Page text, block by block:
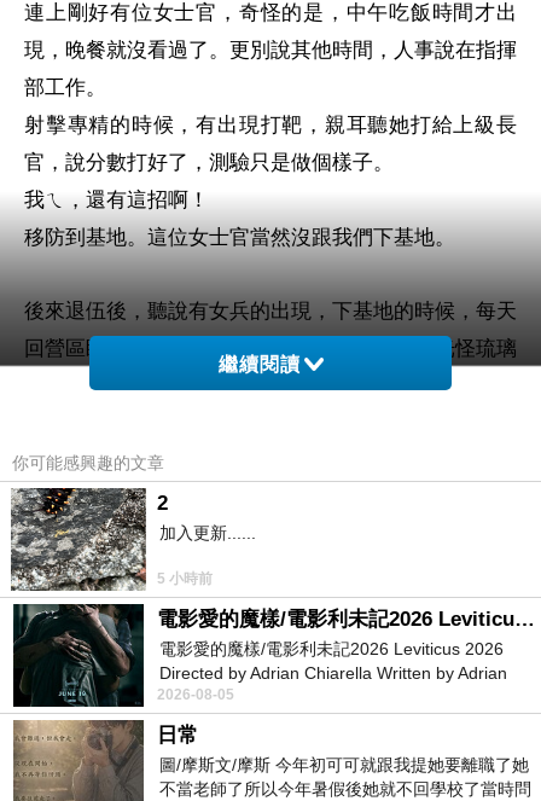
連上剛好有位女士官，奇怪的是，中午吃飯時間才出
現，晚餐就沒看過了。更別說其他時間，人事說在指揮
部工作。
射擊專精的時候，有出現打靶，親耳聽她打給上級長
官，說分數打好了，測驗只是做個樣子。
我ㄟ，還有這招啊！
移防到基地。這位女士官當然沒跟我們下基地。
後來退伍後，聽說有女兵的出現，下基地的時候，每天
回營區睡覺洗澡，不能站夜哨。據說還有更多光怪琉璃
的故事。
是女性又可以志願役。怪哉。
營區，常停水不能洗澡。幸好週休二日，可以回家洗。
當兵前無法想像，文明社會，還有沒水這種事情。
老一輩人常說現在人不耐操！不過基本的體能還要有，
這種我是肯定的。
繼續閱讀
你可能感興趣的文章
2
加入更新......
5 小時前
電影愛的魔樣/電影利未記2026 Leviticus 2026
電影愛的魔樣/電影利未記2026 Leviticus 2026
Directed by Adrian Chiarella Written by Adrian
Chiarella Starring Joe Bird
2026-08-05
日常
圖/摩斯文/摩斯 今年初可可就跟我提她要離職了她
不當老師了所以今年暑假後她就不回學校了當時問